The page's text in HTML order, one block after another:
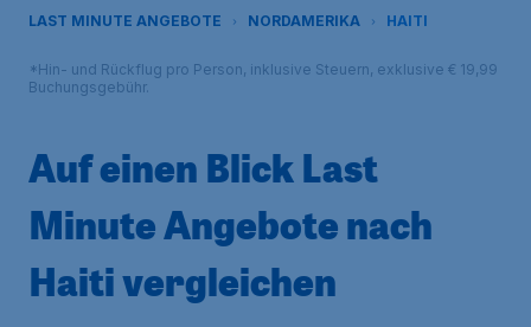
LAST MINUTE ANGEBOTE NORDAMERIKA HAITI
*Hin- und Rückflug pro Person, inklusive Steuern, exklusive € 19,99
Buchungsgebühr.
Auf einen Blick Last
Minute Angebote nach
Haiti vergleichen